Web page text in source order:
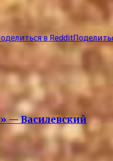
в Reddit
— Василевский